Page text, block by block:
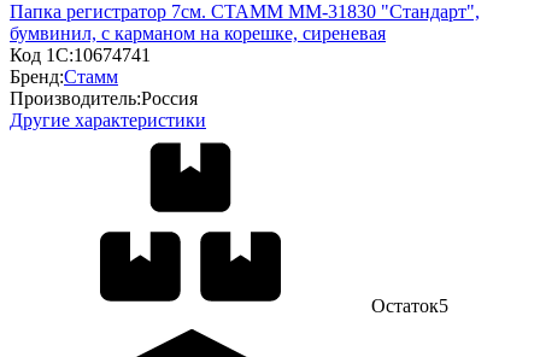
Папка регистратор 7см. СТАММ ММ-31830 "Стандарт",
бумвинил, с карманом на корешке, сиреневая
Код 1С:10674741
Бренд:Стамм
Производитель:Россия
Другие характеристики
Остаток5